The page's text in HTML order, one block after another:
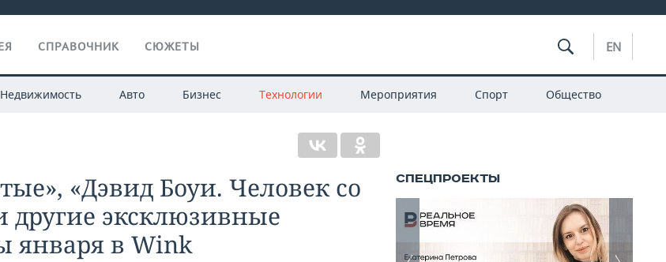
СПРАВОЧНИК СЮЖЕТЫ EN
Недвижимость Авто Бизнес Технологии Мероприятия Спорт Общество
«Дэвид Боуи. Человек со
другие эксклюзивные
января в Wink